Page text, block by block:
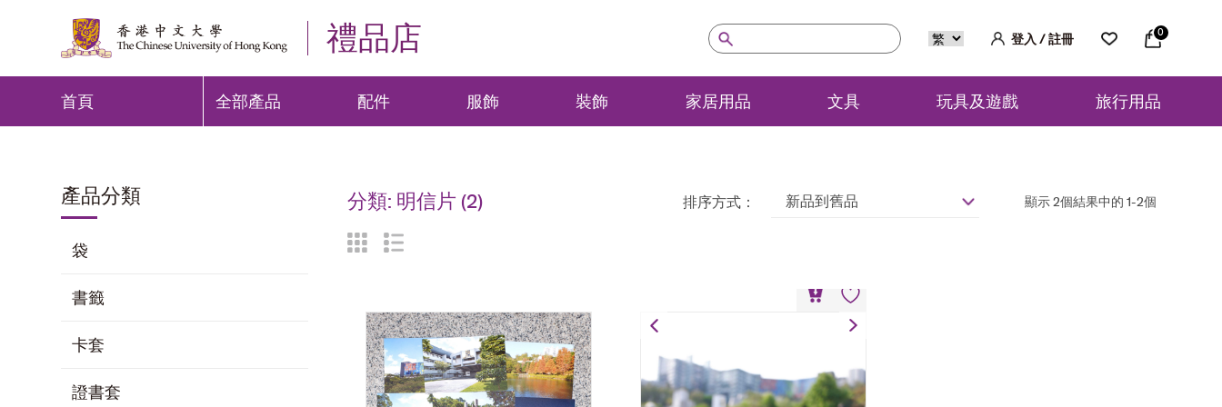
禮品店 登入 / 註冊 0
首頁 全部產品 配件 服飾 裝飾 家居用品 文具 玩具及遊戲 旅行用品
產品分類
袋
書籤
卡套
證書套
分類: 明信片 (2) 排序方式： 新品到舊品 顯示 2個結果中的 1-2個